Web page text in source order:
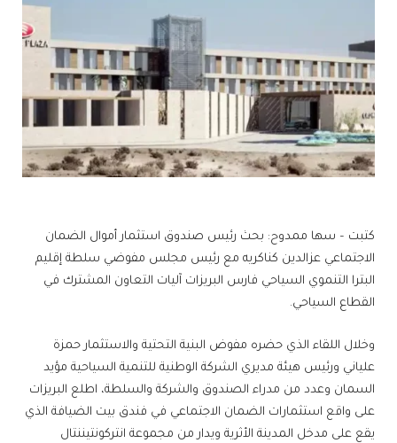
كتبت – سها ممدوح: بحث رئيس صندوق استثمار أموال الضمان
الاجتماعي عزالدين كناكريه مع رئيس مجلس مفوضي سلطة إقليم
البترا التنموي السياحي فارس البريزات آليات التعاون المشترك في
القطاع السياحي.
وخلال اللقاء الذي حضره مفوض البنية التحتية والاستثمار حمزة
علياني ورئيس هيئة مديري الشركة الوطنية للتنمية السياحية مؤيد
السمان وعدد من مدراء الصندوق والشركة والسلطة، اطلع البريزات
على واقع استثمارات الضمان الاجتماعي في فندق بيت الضيافة الذي
يقع على مدخل المدينة الأثرية ويدار من مجموعة انتركونتيننتال